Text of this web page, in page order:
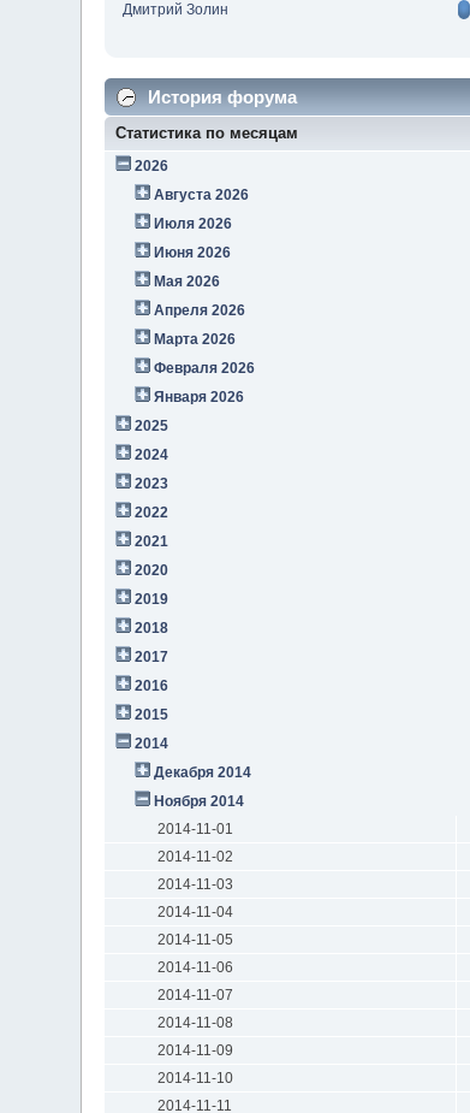
Дмитрий Золин
История форума
Статистика по месяцам
2026
Августа 2026
Июля 2026
Июня 2026
Мая 2026
Апреля 2026
Марта 2026
Февраля 2026
Января 2026
2025
2024
2023
2022
2021
2020
2019
2018
2017
2016
2015
2014
Декабря 2014
Ноября 2014
2014-11-01
2014-11-02
2014-11-03
2014-11-04
2014-11-05
2014-11-06
2014-11-07
2014-11-08
2014-11-09
2014-11-10
2014-11-11